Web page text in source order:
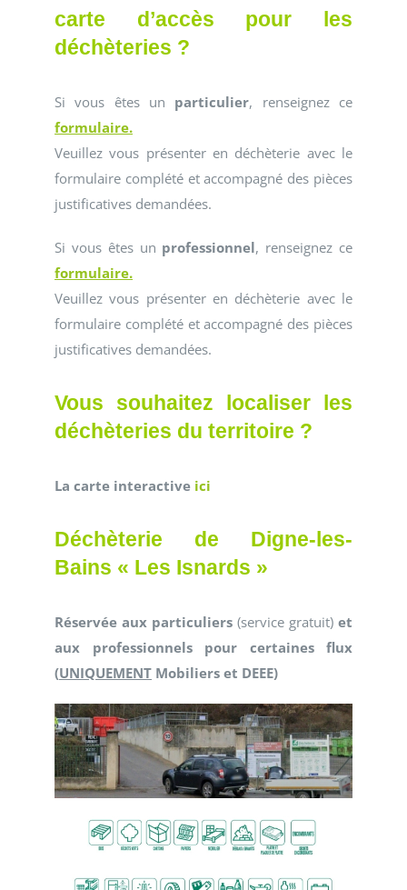
carte d’accès pour les
déchèteries ?
Si vous êtes un particulier, renseignez ce
formulaire.
Veuillez vous présenter en déchèterie avec le
formulaire complété et accompagné des pièces
justificatives demandées.
Si vous êtes un professionnel, renseignez ce
formulaire.
Veuillez vous présenter en déchèterie avec le
formulaire complété et accompagné des pièces
justificatives demandées.
Vous souhaitez localiser les
déchèteries du territoire ?
La carte interactive ici
Déchèterie de Digne-les-
Bains « Les Isnards »
Réservée aux particuliers (service gratuit) et
aux professionnels pour certaines flux
(UNIQUEMENT Mobiliers et DEEE)